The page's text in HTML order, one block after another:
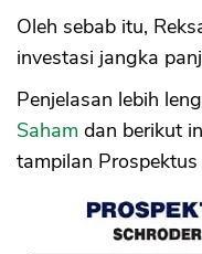
Oleh sebab itu,
investasi jangka
Penjelasan lebih
Saham dan berikut
tampilan